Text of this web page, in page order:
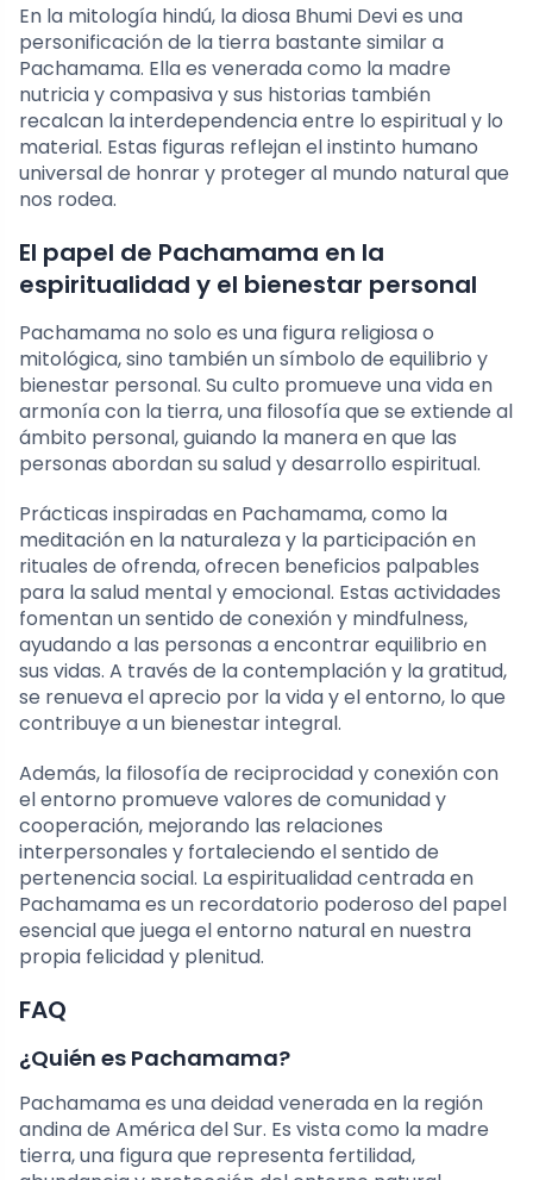
En la mitología hindú, la diosa Bhumi Devi es una
personificación de la tierra bastante similar a
Pachamama. Ella es venerada como la madre
nutricia y compasiva y sus historias también
recalcan la interdependencia entre lo espiritual y lo
material. Estas figuras reflejan el instinto humano
universal de honrar y proteger al mundo natural que
nos rodea.
El papel de Pachamama en la
espiritualidad y el bienestar personal
Pachamama no solo es una figura religiosa o
mitológica, sino también un símbolo de equilibrio y
bienestar personal. Su culto promueve una vida en
armonía con la tierra, una filosofía que se extiende al
ámbito personal, guiando la manera en que las
personas abordan su salud y desarrollo espiritual.
Prácticas inspiradas en Pachamama, como la
meditación en la naturaleza y la participación en
rituales de ofrenda, ofrecen beneficios palpables
para la salud mental y emocional. Estas actividades
fomentan un sentido de conexión y mindfulness,
ayudando a las personas a encontrar equilibrio en
sus vidas. A través de la contemplación y la gratitud,
se renueva el aprecio por la vida y el entorno, lo que
contribuye a un bienestar integral.
Además, la filosofía de reciprocidad y conexión con
el entorno promueve valores de comunidad y
cooperación, mejorando las relaciones
interpersonales y fortaleciendo el sentido de
pertenencia social. La espiritualidad centrada en
Pachamama es un recordatorio poderoso del papel
esencial que juega el entorno natural en nuestra
propia felicidad y plenitud.
FAQ
¿Quién es Pachamama?
Pachamama es una deidad venerada en la región
andina de América del Sur. Es vista como la madre
tierra, una figura que representa fertilidad,